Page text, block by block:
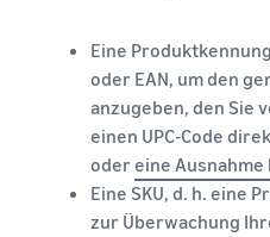
Eine Produktkennung
oder EAN, um den
anzugeben, den Sie
einen UPC-Code
oder eine
Eine SKU, d. h. eine
zur Überwachung